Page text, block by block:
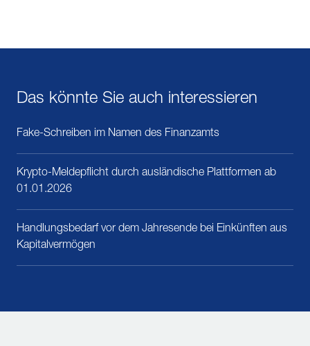
Das könnte Sie auch interessieren
Fake-Schreiben im Namen des Finanzamts
Krypto-Meldepflicht durch ausländische Plattformen ab
01.01.2026
Handlungsbedarf vor dem Jahresende bei Einkünften aus
Kapitalvermögen